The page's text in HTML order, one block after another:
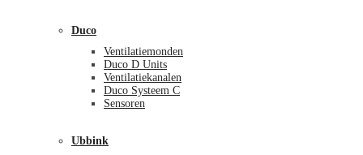
Duco
Ventilatiemonden
Duco D Units
Ventilatiekanalen
Duco Systeem C
Sensoren
Ubbink